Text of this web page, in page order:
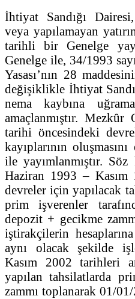
İhtiyat Sandığı
veya yapılamayan
tarihli bir Genelge
Genelge ile, 34/1993
Yasası’nın 28
değişiklikle İhtiyat
nema kaybına
amaçlanmıştır.
tarihi öncesindeki
kayıplarının
ile yayımlanmıştır.
Haziran 1993 – Kasım
devreler için yapılacak
prim işverenler
depozit + gecikme
iştirakçilerin
aynı olacak şekilde
Kasım 2002 tarihleri
yapılan tahsilatlarda
zammı toplanarak 01/